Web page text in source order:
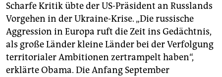
Scharfe Kritik übte der US-Präsident an Russlands
Vorgehen in der Ukraine-Krise. „Die russische
Aggression in Europa ruft die Zeit ins Gedächtnis,
als große Länder kleine Länder bei der Verfolgung
territorialer Ambitionen zertrampelt haben“,
erklärte Obama. Die Anfang September